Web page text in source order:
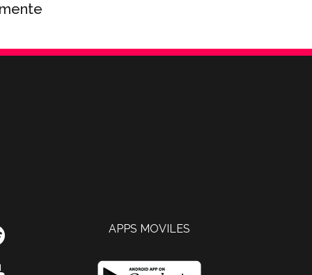
APPS MOVILES